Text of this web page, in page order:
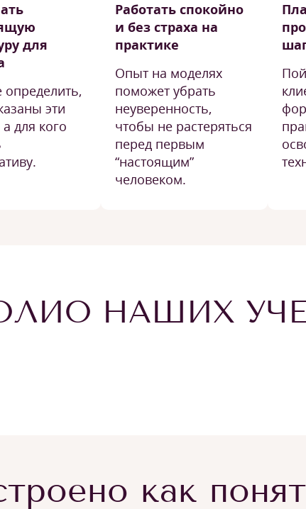
для
эти
для кого
Работать спокойно
и без страха на
практике
Опыт на моделях
поможет убрать
неуверенность,
чтобы не растеряться
перед первым
“настоящим”
человеком.
НАШИХ